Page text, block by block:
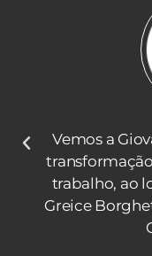
Vemos a
trabalho, ao
Greice